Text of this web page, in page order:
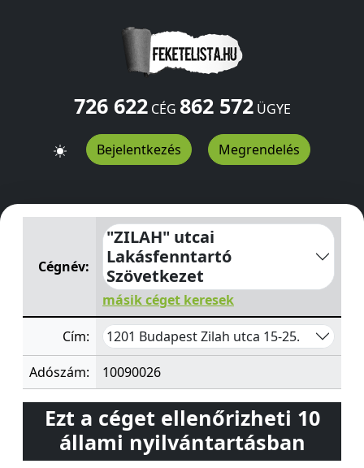
726 622CÉG 862 572ÜGYE
Bejelentkezés Megrendelés
"ZILAH" utcai Lakásfenntartó SzövetkezetZilah utca
Cégnév:
"ZILAH" utcai
Lakásfenntartó
Szövetkezet
másik céget keresek
Cím: 1201 Budapest Zilah utca 15-25.
Adószám: 10090026
Ezt a céget ellenőrizheti 10
állami nyilvántartásban